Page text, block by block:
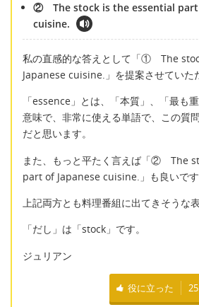
② The stock is the essential part
cuisine.
私の直感的な答えとして「① The
Japanese cuisine.」を提案させていた
「essence」とは、「本質」、「最も
意味で、非常に使える単語で、この質
だと思います。
また、もっと平たく言えば「② The
part of Japanese cuisine.」も良いです
上記両方とも料理番組に出てきそうな表
「だし」は「stock」です。
ジュリアン
役に立った 25